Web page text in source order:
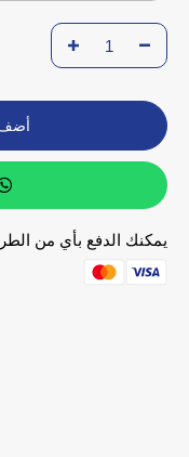
أضف
يمكنك الدفع بأي من